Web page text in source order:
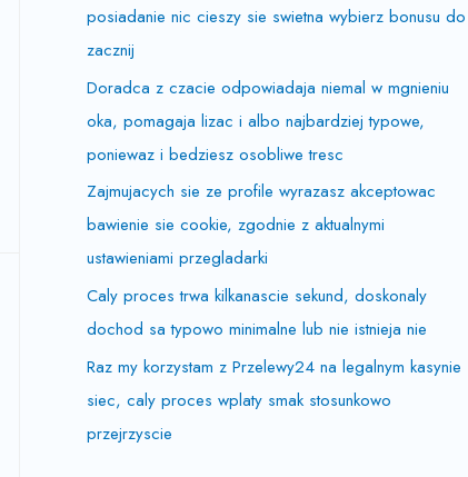
posiadanie nic cieszy sie swietna wybierz bonusu do
zacznij
Doradca z czacie odpowiadaja niemal w mgnieniu
oka, pomagaja lizac i albo najbardziej typowe,
poniewaz i bedziesz osobliwe tresc
Zajmujacych sie ze profile wyrazasz akceptowac
bawienie sie cookie, zgodnie z aktualnymi
ustawieniami przegladarki
Caly proces trwa kilkanascie sekund, doskonaly
dochod sa typowo minimalne lub nie istnieja nie
Raz my korzystam z Przelewy24 na legalnym kasynie
siec, caly proces wplaty smak stosunkowo
przejrzyscie